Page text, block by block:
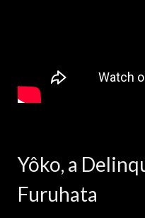
Yôko, a
Furuhata